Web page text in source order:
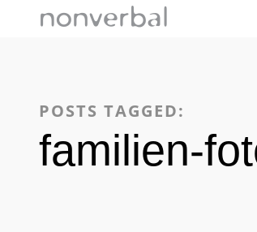
POSTS TAGGED:
familien-